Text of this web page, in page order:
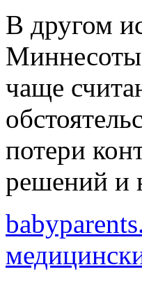
В другом
чаще
потери
решений и